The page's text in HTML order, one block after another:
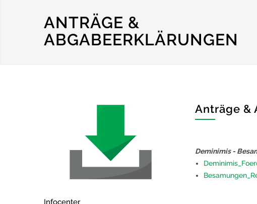
ANTRÄGE &
ABGABEERKLÄRUNGEN
Infocenter
Anträge &
Deminimis -